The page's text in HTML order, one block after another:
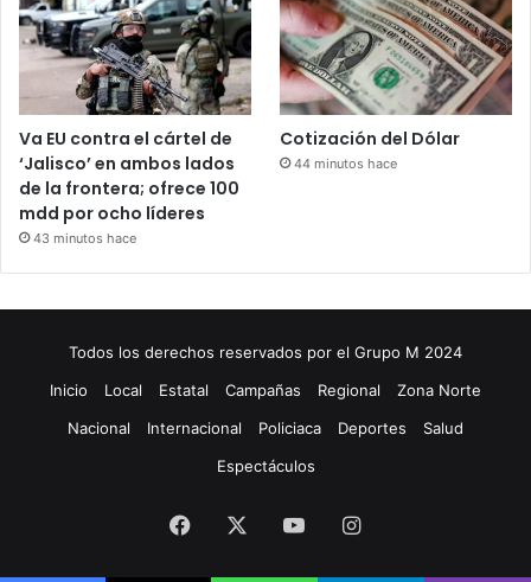
Va EU contra el cártel de
‘Jalisco’ en ambos lados
de la frontera; ofrece 100
mdd por ocho líderes
43 minutos hace
Cotización del Dólar
44 minutos hace
Todos los derechos reservados por el Grupo M 2024
Inicio
Local Estatal Campañas Regional
Zona Norte
Nacional
Internacional Policiaca Deportes
Salud
Espectáculos
Facebook YouTubeInstagram